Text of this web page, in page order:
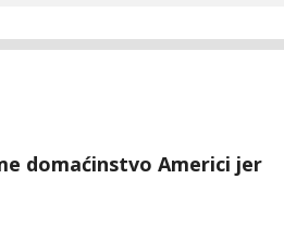
domaćinstvo Americi jer